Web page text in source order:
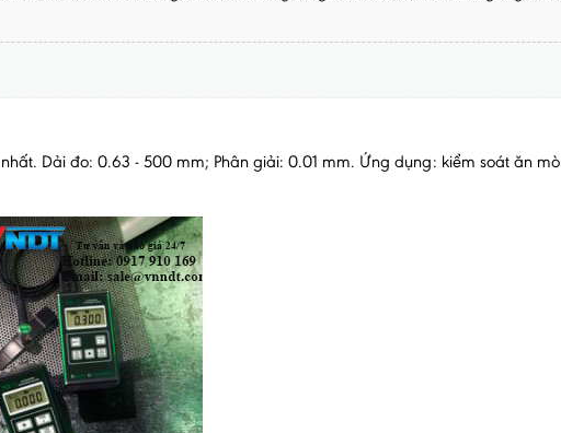
Dải đo: 0.63 - 500 mm; Phân giải: 0.01 mm. Ứng dụng: kiểm soát ăn